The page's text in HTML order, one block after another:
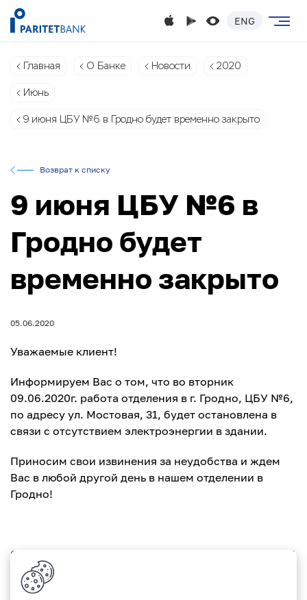
ENG
Главная О Банке Новости 2020
Июнь
9 июня ЦБУ №6 в Гродно будет временно закрыто
Возврат к списку
9 июня ЦБУ №6 в
Гродно будет
временно закрыто
05.06.2020
Уважаемые клиент!
Информируем Вас о том, что во вторник
09.06.2020г. работа отделения в г. Гродно, ЦБУ №6,
по адресу ул. Мостовая, 31, будет остановлена в
связи с отсутствием электроэнергии в здании.
Приносим свои извинения за неудобства и ждем
Вас в любой другой день в нашем отделении в
Гродно!
Соблюдайте дистанцию и меры предосторожности!
С заботой, Ваш Paritetbank.